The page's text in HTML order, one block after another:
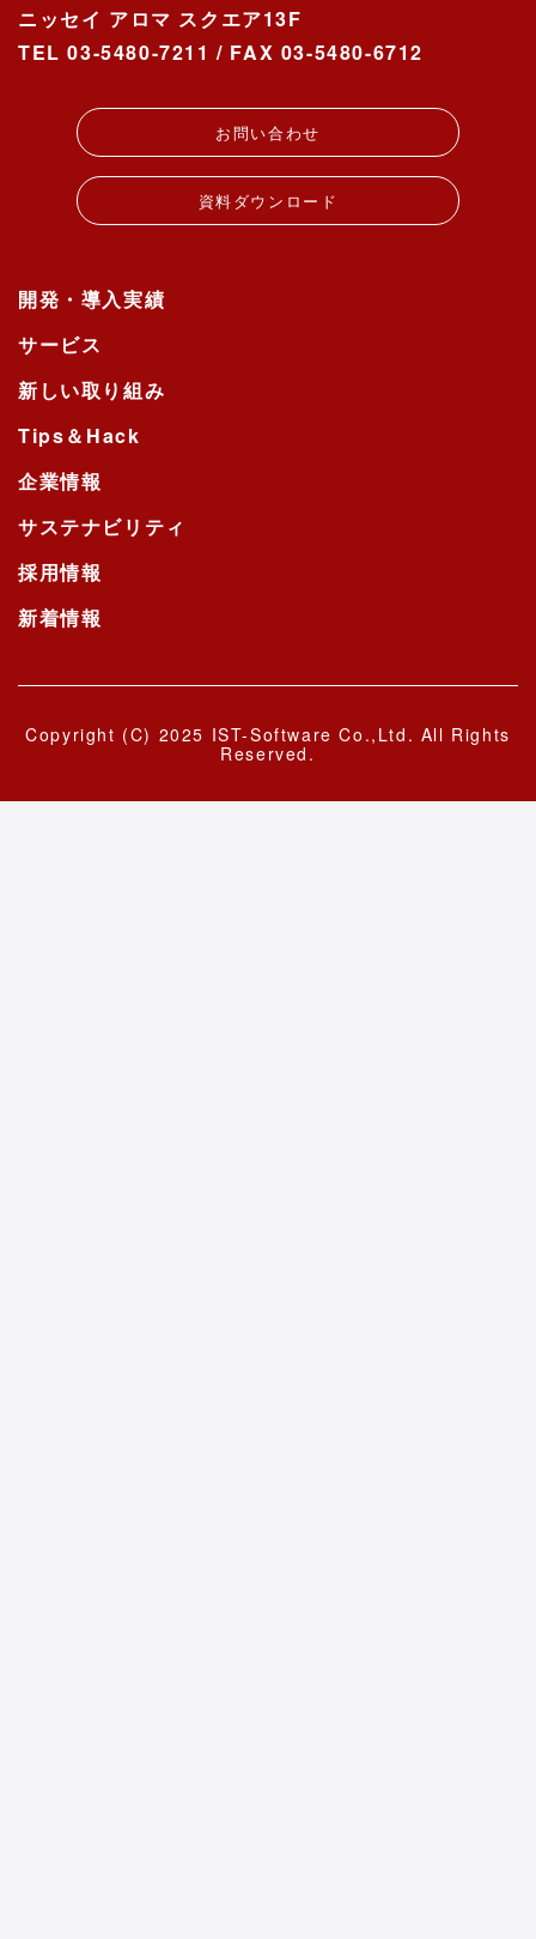
ニッセイ アロマ スクエア13F
TEL 03-5480-7211 / FAX 03-5480-6712
お問い合わせ
資料ダウンロード
開発・導入実績
サービス
新しい取り組み
Tips＆Hack
企業情報
サステナビリティ
採用情報
新着情報
Copyright (C) 2025 IST-Software Co.,Ltd. All Rights
Reserved.